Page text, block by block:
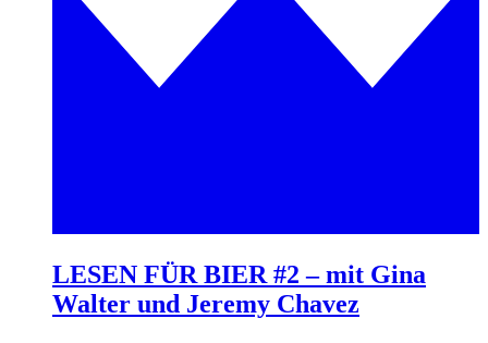
LESEN FÜR BIER #2 – mit Gina
Walter und Jeremy Chavez